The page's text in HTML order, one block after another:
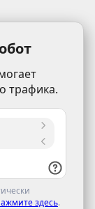
трафика.
здесь.